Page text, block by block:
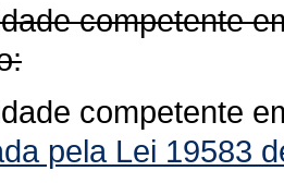
competente
competente
pela Lei 19583